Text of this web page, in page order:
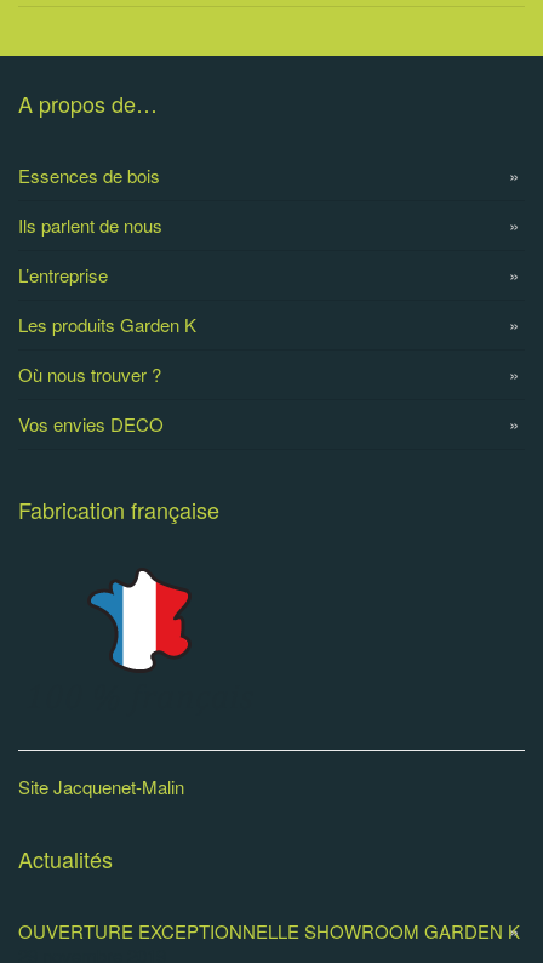
A propos de…
Essences de bois
Ils parlent de nous
L’entreprise
Les produits Garden K
Où nous trouver ?
Vos envies DECO
Fabrication française
Site Jacquenet-Malin
Actualités
OUVERTURE EXCEPTIONNELLE SHOWROOM GARDEN K